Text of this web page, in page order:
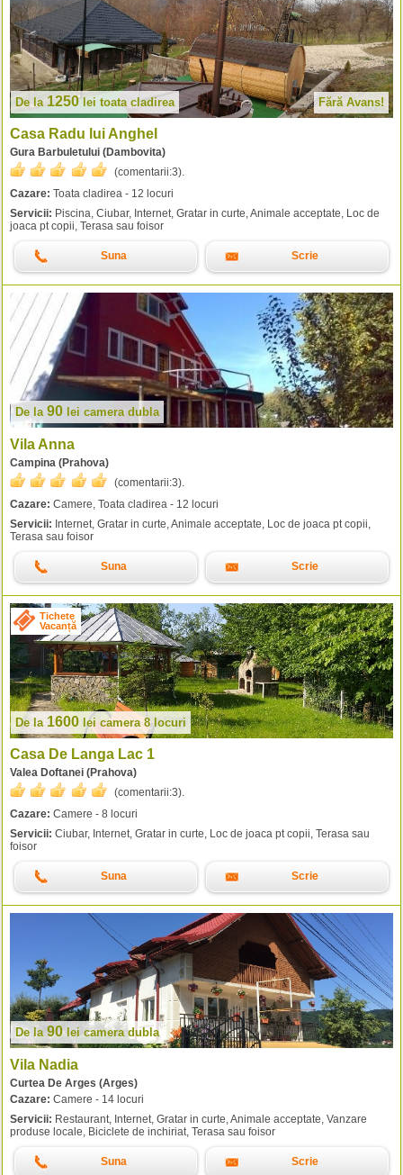
De la 1250lei toata cladirea Fără Avans!
Casa Radu lui Anghel
Gura Barbuletului (Dambovita)
(comentarii:3).
Cazare: Toata cladirea - 12 locuri
Servicii: Piscina, Ciubar, Internet, Gratar in curte, Animale acceptate, Loc de
joaca pt copii, Terasa sau foisor
Suna Scrie
De la 90 lei camera dubla
Vila Anna
Campina (Prahova)
(comentarii:3).
Cazare: Camere, Toata cladirea - 12 locuri
Servicii: Internet, Gratar in curte, Animale acceptate, Loc de joaca pt copii,
Terasa sau foisor
Suna Scrie
Tichete
Vacanță
De la 1600 leicamera 8 locuri
Casa De Langa Lac 1
Valea Doftanei (Prahova)
(comentarii:3).
Cazare: Camere - 8 locuri
Servicii: Ciubar, Internet, Gratar in curte, Loc de joaca pt copii, Terasa sau
foisor
Suna Scrie
De la 90leicamera dubla
Vila Nadia
Curtea De Arges (Arges)
Cazare: Camere - 14 locuri
Servicii: Restaurant, Internet, Gratar in curte, Animale acceptate, Vanzare
produse locale, Biciclete de inchiriat, Terasa sau foisor
Suna Scrie